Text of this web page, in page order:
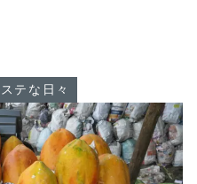
テな日々